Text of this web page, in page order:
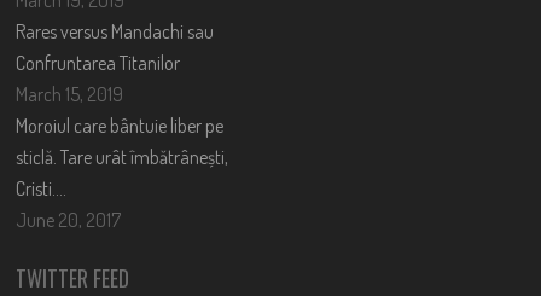
Rares versus Mandachi sau
Confruntarea Titanilor
March 15, 2019
Moroiul care bântuie liber pe
sticlă. Tare urât îmbătrânești,
Cristi….
June 20, 2017
TWITTER FEED